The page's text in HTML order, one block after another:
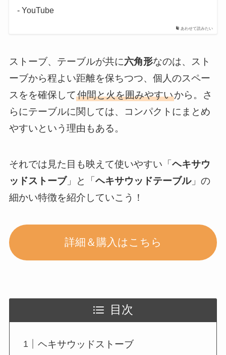
あわせて読みたい
- YouTube
ストーブ、テーブルが共に六角形なのは、スト
ーブから程よい距離を保ちつつ、個人のスペー
スをを確保して仲間と火を囲みやすいから。さ
らにテーブルに関しては、コンパクトにまとめ
やすいという理由もある。
それでは見た目も映えて使いやすい「ヘキサウ
ッドストーブ」と「ヘキサウッドテーブル」の
細かい特徴を紹介していこう！
詳細＆購入はこちら
目次
ヘキサウッドストーブ